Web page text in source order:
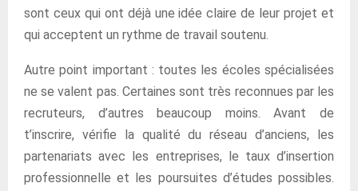
sont ceux qui ont déjà une idée claire de leur projet et
qui acceptent un rythme de travail soutenu.
Autre point important : toutes les écoles spécialisées
ne se valent pas. Certaines sont très reconnues par les
recruteurs, d’autres beaucoup moins. Avant de
t’inscrire, vérifie la qualité du réseau d’anciens, les
partenariats avec les entreprises, le taux d’insertion
professionnelle et les poursuites d’études possibles.